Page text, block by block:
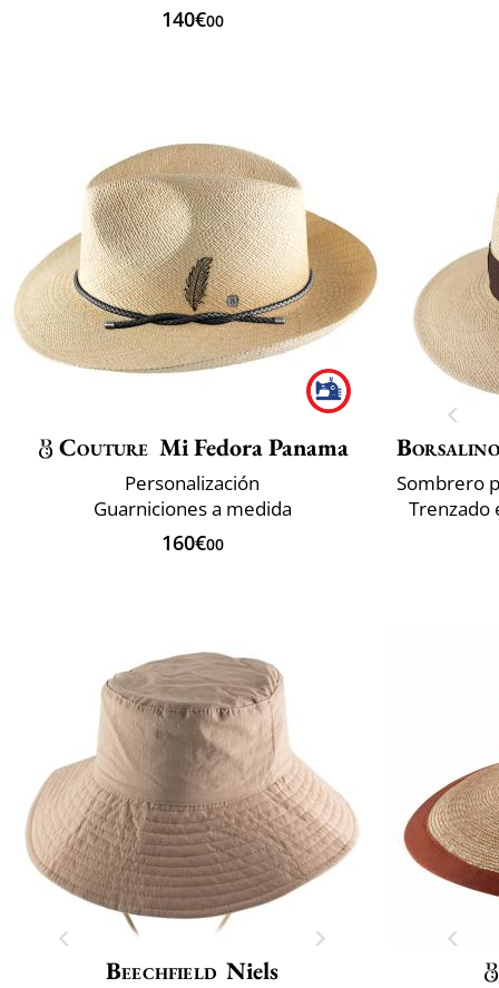
140€00
Couture Mi Fedora Panama
Personalización
Guarniciones a medida
160€00
Borsalino
Trenzado
Beechfield Niels